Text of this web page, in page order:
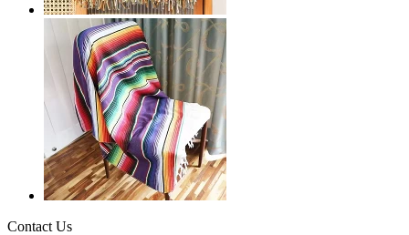
Contact Us